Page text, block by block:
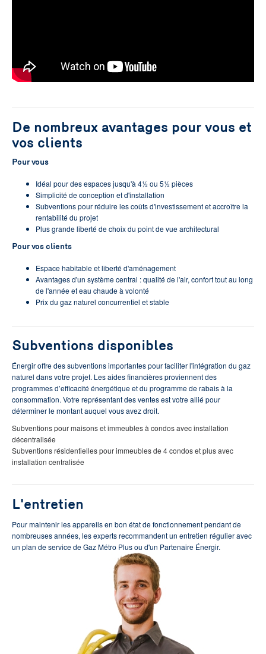
De nombreux avantages pour vous et
vos clients
Pour vous
Idéal pour des espaces jusqu'à 4½ ou 5½ pièces
Simplicité de conception et d'installation
Subventions pour réduire les coûts d'investissement et accroître la
rentabilité du projet
Plus grande liberté de choix du point de vue architectural
Pour vos clients
Espace habitable et liberté d'aménagement
Avantages d'un système central : qualité de l'air, confort tout au long
de l'année et eau chaude à volonté
Prix du gaz naturel concurrentiel et stable
Subventions disponibles
Énergir offre des subventions importantes pour faciliter l'intégration du gaz
naturel dans votre projet. Les aides financières proviennent des
programmes d’efficacité énergétique et du programme de rabais à la
consommation. Votre représentant des ventes est votre allié pour
déterminer le montant auquel vous avez droit.
Subventions pour maisons et immeubles à condos avec installation
décentralisée
Subventions résidentielles pour immeubles de 4 condos et plus avec
installation centralisée
L'entretien
Pour maintenir les appareils en bon état de fonctionnement pendant de
nombreuses années, les experts recommandent un entretien régulier avec
un plan de service de Gaz Métro Plus ou d'un Partenaire Énergir.